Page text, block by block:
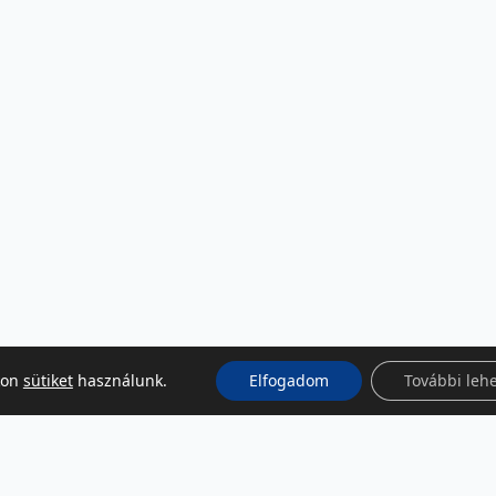
sütikethasználunk. Elfogadom További